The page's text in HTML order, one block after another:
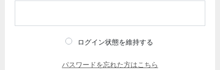
ログイン状態を維持する
パスワードを忘れた方はこちら